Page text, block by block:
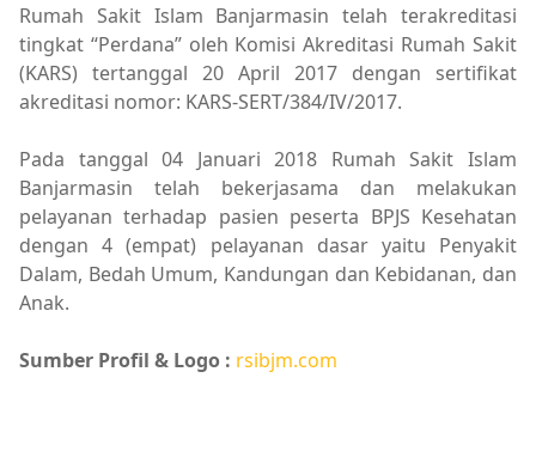
Rumah Sakit Islam Banjarmasin telah terakreditasi
tingkat “Perdana” oleh Komisi Akreditasi Rumah Sakit
(KARS) tertanggal 20 April 2017 dengan sertifikat
akreditasi nomor: KARS-SERT/384/IV/2017.
Pada tanggal 04 Januari 2018 Rumah Sakit Islam
Banjarmasin telah bekerjasama dan melakukan
pelayanan terhadap pasien peserta BPJS Kesehatan
dengan 4 (empat) pelayanan dasar yaitu Penyakit
Dalam, Bedah Umum, Kandungan dan Kebidanan, dan
Anak.
Sumber Profil & Logo : rsibjm.com